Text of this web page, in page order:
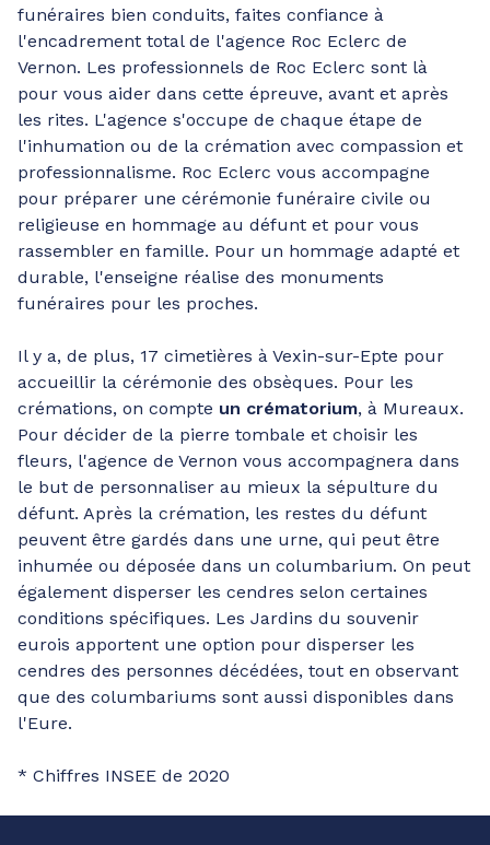
funéraires bien conduits, faites confiance à
l'encadrement total de l'agence Roc Eclerc de
Vernon. Les professionnels de Roc Eclerc sont là
pour vous aider dans cette épreuve, avant et après
les rites. L'agence s'occupe de chaque étape de
l'inhumation ou de la crémation avec compassion et
professionnalisme. Roc Eclerc vous accompagne
pour préparer une cérémonie funéraire civile ou
religieuse en hommage au défunt et pour vous
rassembler en famille. Pour un hommage adapté et
durable, l'enseigne réalise des monuments
funéraires pour les proches.
Il y a, de plus, 17 cimetières à Vexin-sur-Epte pour
accueillir la cérémonie des obsèques. Pour les
crémations, on compte un crématorium, à Mureaux.
Pour décider de la pierre tombale et choisir les
fleurs, l'agence de Vernon vous accompagnera dans
le but de personnaliser au mieux la sépulture du
défunt. Après la crémation, les restes du défunt
peuvent être gardés dans une urne, qui peut être
inhumée ou déposée dans un columbarium. On peut
également disperser les cendres selon certaines
conditions spécifiques. Les Jardins du souvenir
eurois apportent une option pour disperser les
cendres des personnes décédées, tout en observant
que des columbariums sont aussi disponibles dans
l'Eure.
* Chiffres INSEE de 2020